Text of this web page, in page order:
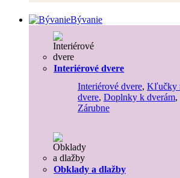
Bývanie
Interiérové dvere
Interiérové dvere, Kľučky
dvere, Doplnky k dverám,
Zárubne
Obklady a dlažby